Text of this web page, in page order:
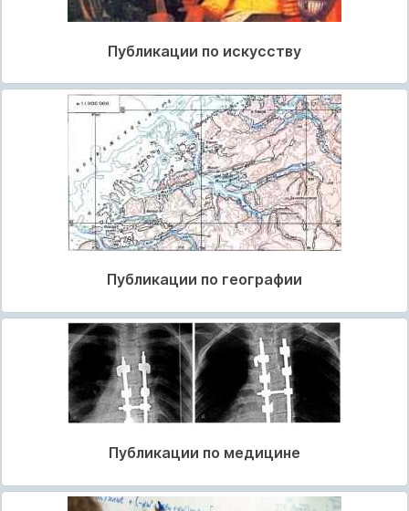
Публикации по искусству
Публикации по географии
Публикации по медицине